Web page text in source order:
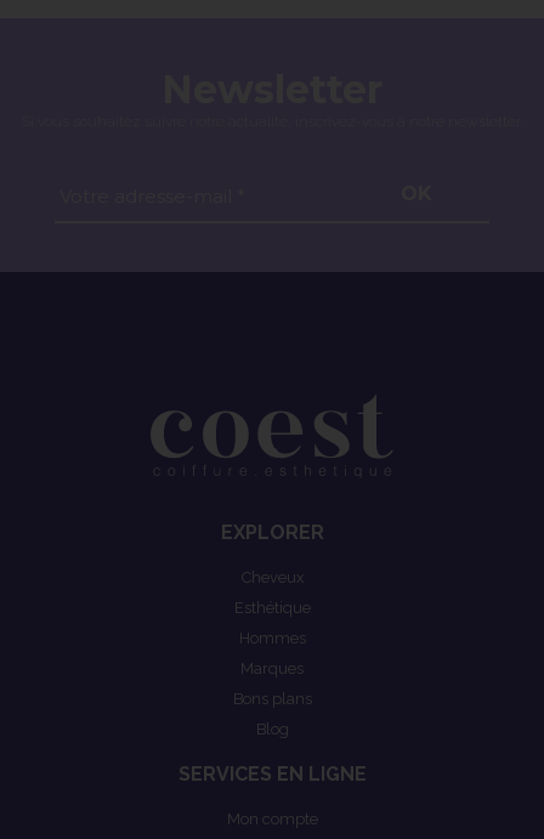
EXPLORER
Cheveux
Esthétique
Hommes
Marques
Bons plans
Blog
SERVICES EN LIGNE
Mon compte